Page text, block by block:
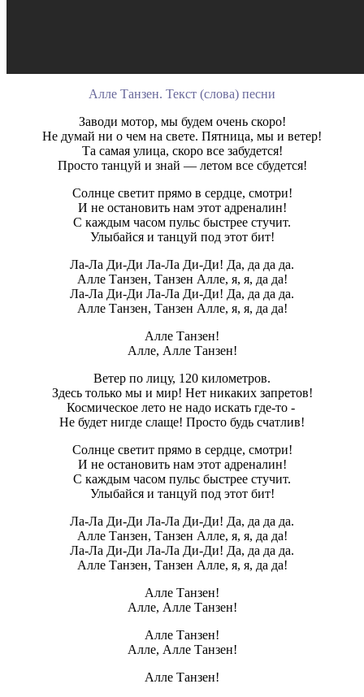
Алле Танзен. Текст (слова) песни
Заводи мотор, мы будем очень скоро!
Не думай ни о чем на свете. Пятница, мы и ветер!
Та самая улица, скоро все забудется!
Просто танцуй и знай — летом все сбудется!
Солнце светит прямо в сердце, смотри!
И не остановить нам этот адреналин!
С каждым часом пульс быстрее стучит.
Улыбайся и танцуй под этот бит!
Ла-Ла Ди-Ди Ла-Ла Ди-Ди! Да, да да да.
Алле Танзен, Танзен Алле, я, я, да да!
Ла-Ла Ди-Ди Ла-Ла Ди-Ди! Да, да да да.
Алле Танзен, Танзен Алле, я, я, да да!
Алле Танзен!
Алле, Алле Танзен!
Ветер по лицу, 120 километров.
Здесь только мы и мир! Нет никаких запретов!
Космическое лето не надо искать где-то -
Не будет нигде слаще! Просто будь счатлив!
Солнце светит прямо в сердце, смотри!
И не остановить нам этот адреналин!
С каждым часом пульс быстрее стучит.
Улыбайся и танцуй под этот бит!
Ла-Ла Ди-Ди Ла-Ла Ди-Ди! Да, да да да.
Алле Танзен, Танзен Алле, я, я, да да!
Ла-Ла Ди-Ди Ла-Ла Ди-Ди! Да, да да да.
Алле Танзен, Танзен Алле, я, я, да да!
Алле Танзен!
Алле, Алле Танзен!
Алле Танзен!
Алле, Алле Танзен!
Алле Танзен!